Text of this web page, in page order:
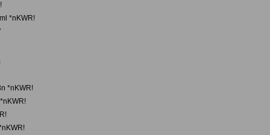
*nKWR!
*nKWR!